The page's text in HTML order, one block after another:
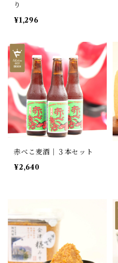
り
¥1,296
赤べこ麦酒｜３本セット
¥2,640